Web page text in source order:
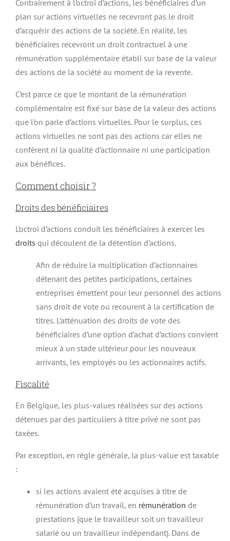
Contrairement à l’octroi d’actions, les bénéficiaires d’un
plan sur actions virtuelles ne recevront pas le droit
d’acquérir des actions de la société. En réalité, les
bénéficiaires recevront un droit contractuel à une
rémunération supplémentaire établi sur base de la valeur
des actions de la société au moment de la revente.
C’est parce ce que le montant de la rémunération
complémentaire est fixé sur base de la valeur des actions
que l’on parle d’actions virtuelles. Pour le surplus, ces
actions virtuelles ne sont pas des actions car elles ne
confèrent ni la qualité d’actionnaire ni une participation
aux bénéfices.
Comment choisir ?
Droits des bénéficiaires
L’octroi d’actions conduit les bénéficiaires à exercer les
droits qui découlent de la détention d’actions.
Afin de réduire la multiplication d’actionnaires
détenant des petites participations, certaines
entreprises émettent pour leur personnel des actions
sans droit de vote ou recourent à la certification de
titres. L’atténuation des droits de vote des
bénéficiaires d’une option d’achat d’actions convient
mieux à un stade ultérieur pour les nouveaux
arrivants, les employés ou les actionnaires actifs.
Fiscalité
En Belgique, les plus-values réalisées sur des actions
détenues par des particuliers à titre privé ne sont pas
taxées.
Par exception, en règle générale, la plus-value est taxable
:
si les actions avaient été acquises à titre de
rémunération d’un travail, en rémunération de
prestations (que le travailleur soit un travailleur
salarié ou un travailleur indépendant). Dans de